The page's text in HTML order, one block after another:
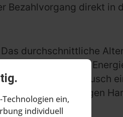
ein,
individuell
Bezahlvorgang direkt in
durchschnittliche
bremsen hohe
gezielten Austausch
einen vollständigen